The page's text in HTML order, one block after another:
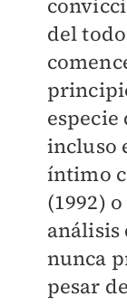
del
incluso
íntimo
(1992) o
análisis
nunca
pesar